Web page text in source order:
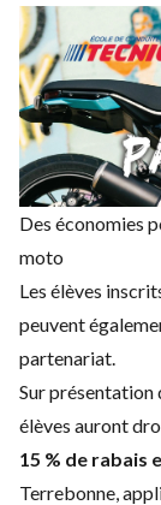
Des économies
moto
Les élèves
peuvent
partenariat.
Sur présentation
élèves auront
15 % de rabais
Terrebonne,